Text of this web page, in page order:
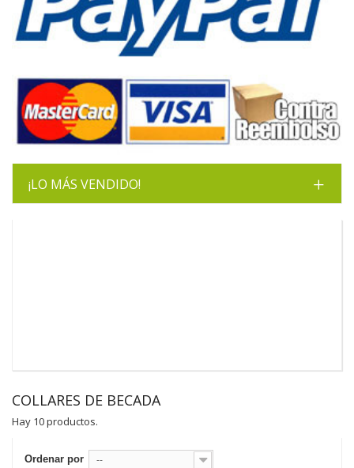
¡LO MÁS VENDIDO!
COLLARES DE BECADA
Hay 10 productos.
Ordenar por --